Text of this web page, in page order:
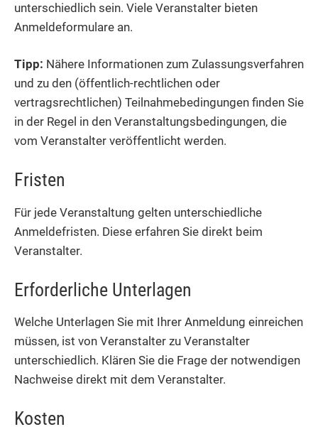
unterschiedlich sein. Viele Veranstalter bieten
Anmeldeformulare an.
Tipp: Nähere Informationen zum Zulassungsverfahren
und zu den (öffentlich-rechtlichen oder
vertragsrechtlichen) Teilnahmebedingungen finden Sie
in der Regel in den Veranstaltungsbedingungen, die
vom Veranstalter veröffentlicht werden.
Fristen
Für jede Veranstaltung gelten unterschiedliche
Anmeldefristen. Diese erfahren Sie direkt beim
Veranstalter.
Erforderliche Unterlagen
Welche Unterlagen Sie mit Ihrer Anmeldung einreichen
müssen, ist von Veranstalter zu Veranstalter
unterschiedlich. Klären Sie die Frage der notwendigen
Nachweise direkt mit dem Veranstalter.
Kosten